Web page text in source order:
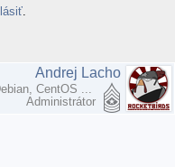
Andrej Lacho
CentOS ...
Administrátor